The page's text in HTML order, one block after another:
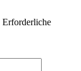
Erforderliche